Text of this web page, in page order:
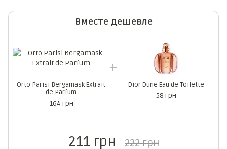
Вместе дешевле
Orto Parisi Bergamask Extrait
de Parfum
164 грн
Dior Dune Eau de Toilette
58 грн
211 грн 222 грн